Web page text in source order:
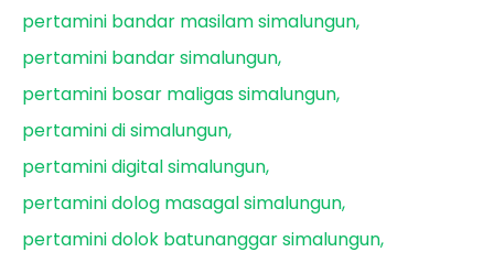
pertamini bandar masilam simalungun
pertamini bandar simalungun
pertamini bosar maligas simalungun
pertamini di simalungun
pertamini digital simalungun
pertamini dolog masagal simalungun
pertamini dolok batunanggar simalungun